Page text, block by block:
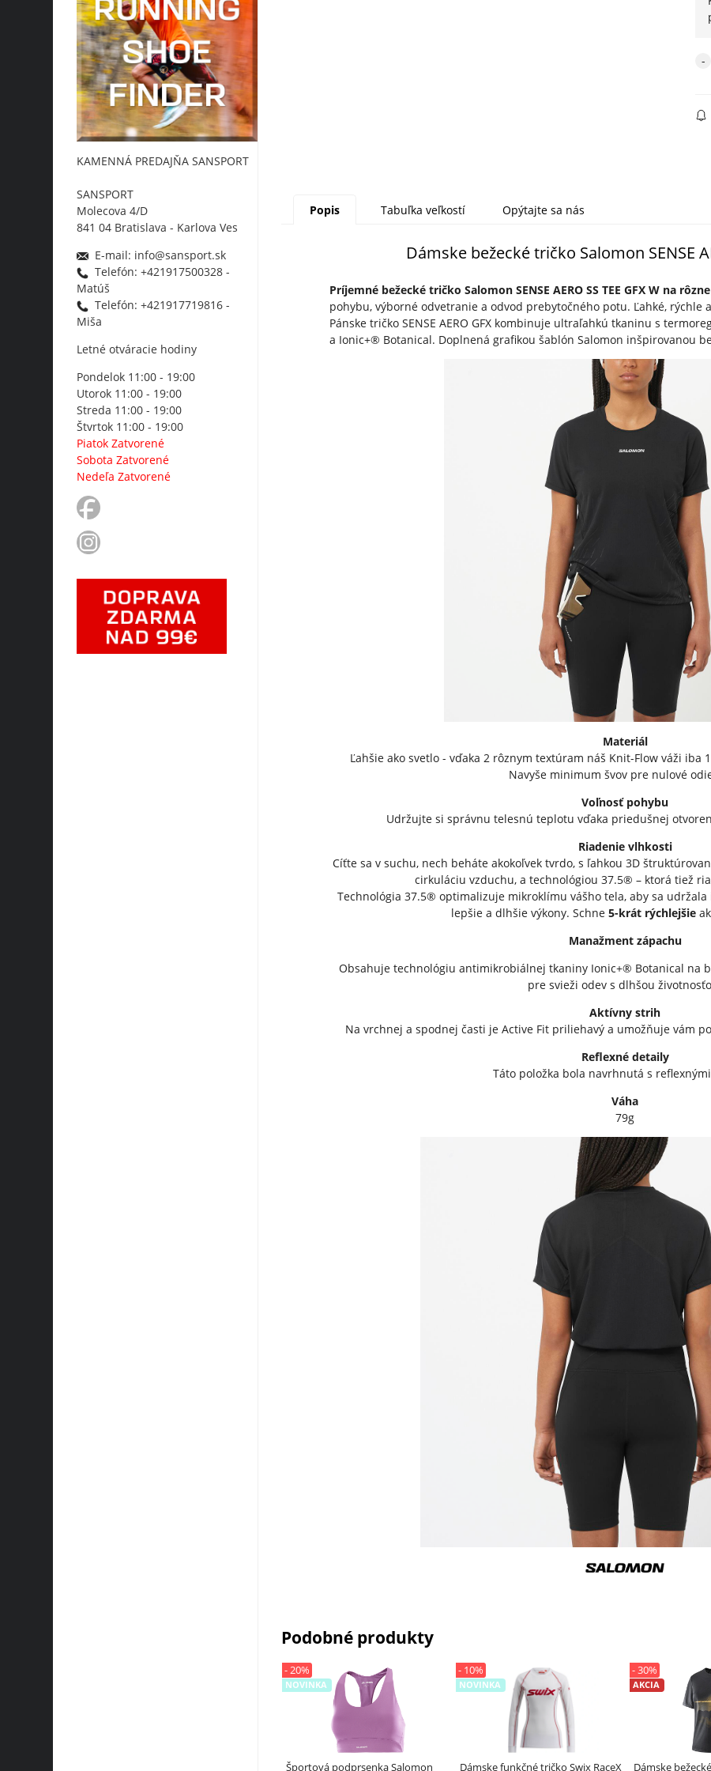
KAMENNÁ PREDAJŇA SANSPORT
SANSPORT
Molecova 4/D
841 04 Bratislava - Karlova Ves
E-mail: info@sansport.sk
Telefón: +421917500328 -
Matúš
Telefón: +421917719816 -
Miša
Letné otváracie hodiny
Pondelok 11:00 - 19:00
Utorok 11:00 - 19:00
Streda 11:00 - 19:00
Štvrtok 11:00 - 19:00
Piatok Zatvorené
Sobota Zatvorené
Nedeľa Zatvorené
Popis Tabuľka veľkostí Opýtajte sa nás
Dámske bežecké tričko Salomon SENSE
Príjemné bežecké tričko Salomon SENSE AERO SS TEE GFX W na
pohybu, výborné odvetranie a odvod prebytočného potu. Ľahké, rýchle
Pánske tričko SENSE AERO GFX kombinuje ultraľahkú tkaninu s
a Ionic+® Botanical. Doplnená grafikou šablón Salomon inšpirovanou
Materiál
Ľahšie ako svetlo - vďaka 2 rôznym textúram náš Knit-Flow váži iba
Navyše minimum švov pre nulové
Voľnosť pohybu
Udržujte si správnu telesnú teplotu vďaka priedušnej
Riadenie vlhkosti
Cíťte sa v suchu, nech beháte akokoľvek tvrdo, s ľahkou 3D
cirkuláciu vzduchu, a technológiou 37.5® – ktorá tiež
Technológia 37.5® optimalizuje mikroklímu vášho tela, aby sa
lepšie a dlhšie výkony. Schne 5-krát rýchlejšie
Manažment zápachu
Obsahuje technológiu antimikrobiálnej tkaniny Ionic+® Botanical na
pre svieži odev s dlhšou
Aktívny strih
Na vrchnej a spodnej časti je Active Fit priliehavý a umožňuje vám
Reflexné detaily
Táto položka bola navrhnutá s
Váha
79g
Podobné produkty
Športová podprsenka Salomon
NOVINKA
- 20%
Dámske funkčné tričko Swix RaceX
NOVINKA
- 10%
Dámske
AKCIA
- 30%